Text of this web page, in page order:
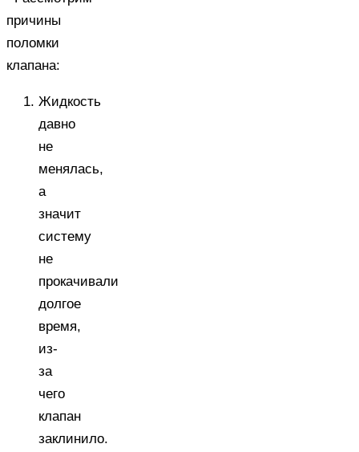
причины
поломки
клапана:
Жидкость
давно
не
менялась,
а
значит
систему
не
прокачивали
долгое
время,
из-
за
чего
клапан
заклинило.